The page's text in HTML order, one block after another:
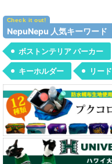
NepuNepu 人気キーワード
ボストンテリア パーカー
キーホルダー リード